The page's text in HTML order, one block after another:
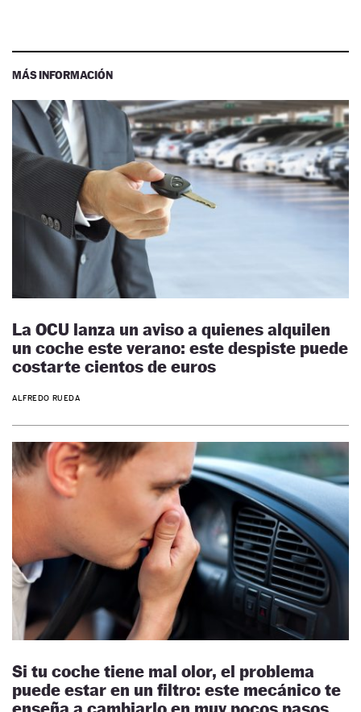
MÁS INFORMACIÓN
La OCU lanza un aviso a quienes alquilen
un coche este verano: este despiste puede
costarte cientos de euros
ALFREDO RUEDA
Si tu coche tiene mal olor, el problema
puede estar en un filtro: este mecánico te